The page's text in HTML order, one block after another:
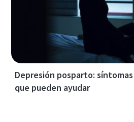
Depresión posparto:
que pueden ayudar